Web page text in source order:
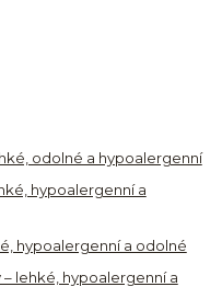
odolné a hypoalergenní
hypoalergenní a
hypoalergenní a odolné
lehké, hypoalergenní a